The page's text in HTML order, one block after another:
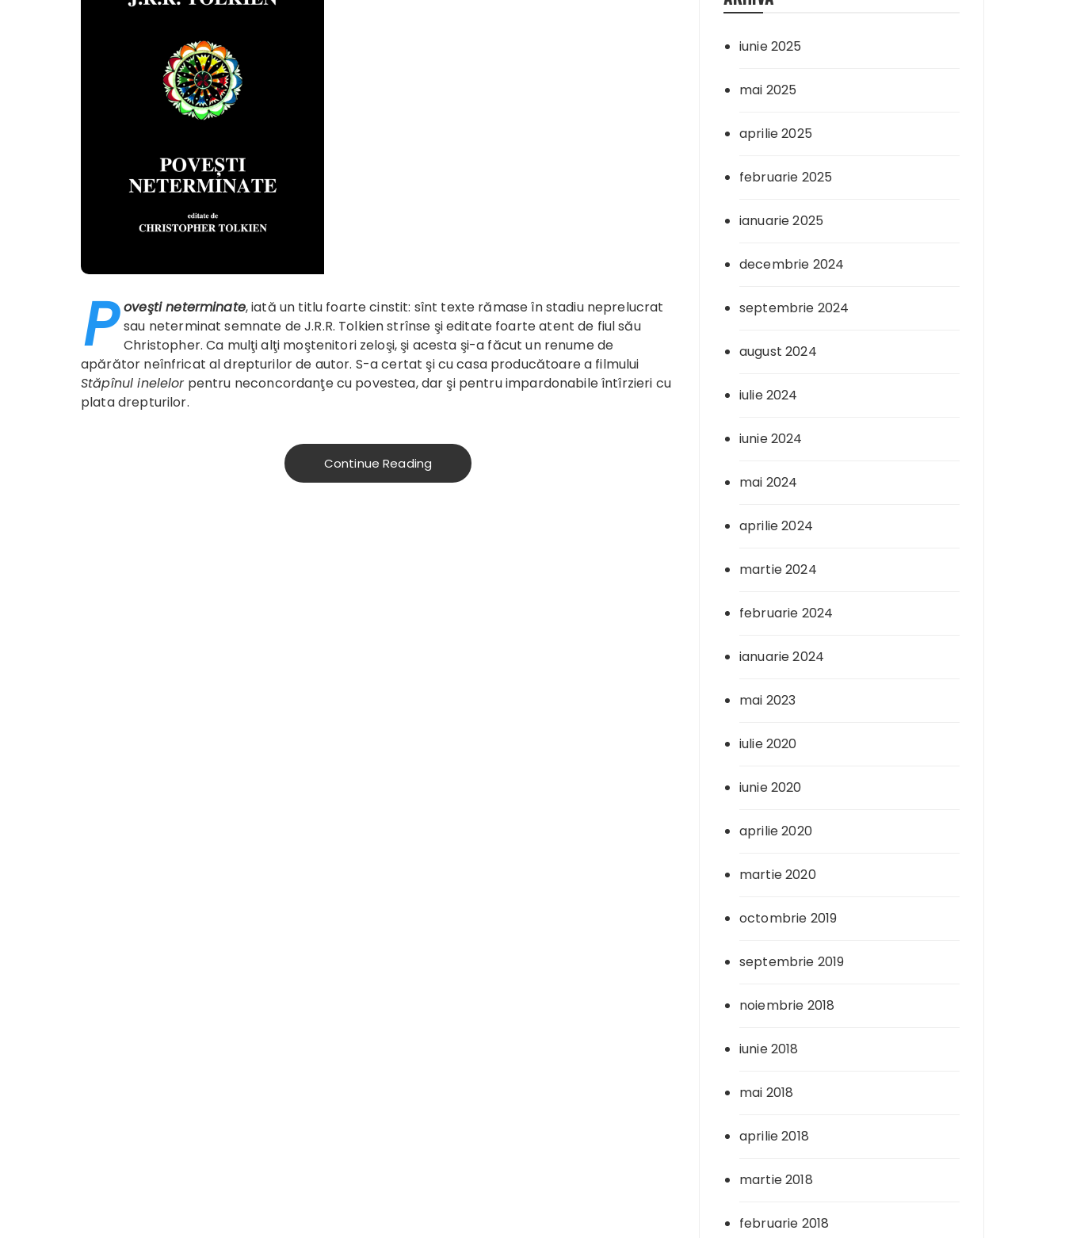
P oveşti neterminate, iată un titlu foarte cinstit: sînt texte rămase în stadiu neprelucrat
sau neterminat semnate de J.R.R. Tolkien strînse şi editate foarte atent de fiul său
Christopher. Ca mulţi alţi moştenitori zeloşi, şi acesta şi-a făcut un renume de
apărător neînfricat al drepturilor de autor. S-a certat şi cu casa producătoare a filmului
Stăpînul inelelorpentru neconcordanţe cu povestea, dar şi pentru impardonabile întîrzieri cu
plata drepturilor.
Continue Reading
iunie 2025
mai 2025
aprilie 2025
februarie 2025
ianuarie 2025
decembrie 2024
septembrie 2024
august 2024
iulie 2024
iunie 2024
mai 2024
aprilie 2024
martie 2024
februarie 2024
ianuarie 2024
mai 2023
iulie 2020
iunie 2020
aprilie 2020
martie 2020
octombrie 2019
septembrie 2019
noiembrie 2018
iunie 2018
mai 2018
aprilie 2018
martie 2018
februarie 2018